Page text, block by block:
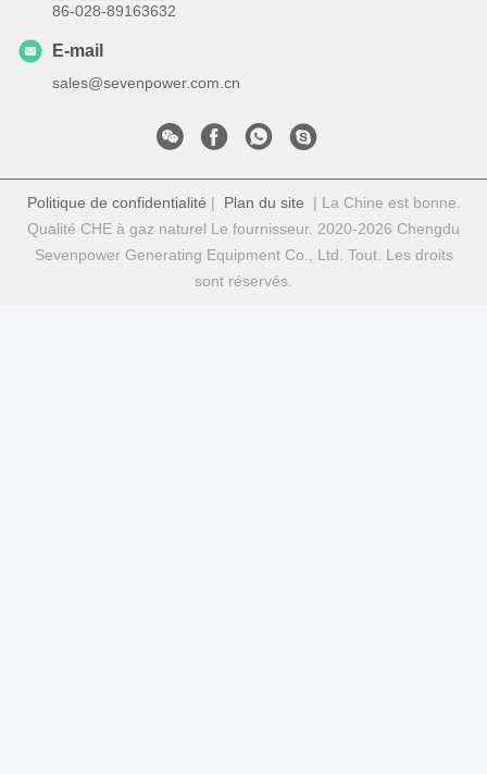
86-028-89163632
E-mail
sales@sevenpower.com.cn
Politique de confidentialité | Plan du site | La Chine est bonne.
Qualité CHE à gaz naturel Le fournisseur. 2020-2026 Chengdu
Sevenpower Generating Equipment Co., Ltd. Tout. Les droits
sont réservés.